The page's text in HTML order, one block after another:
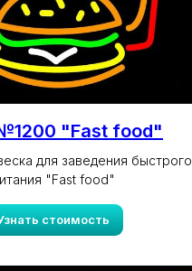
"Fast food"
для заведения быстрого
"Fast food"
стоимость